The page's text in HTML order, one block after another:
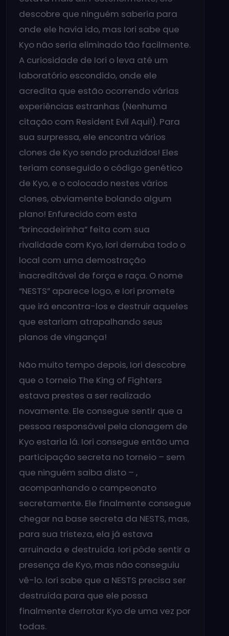
descobre que ninguém saberia para
onde ele havia ido, mas Iori sabe que
Kyo não seria eliminado tão facilmente.
A curiosidade de Iori o leva até um
laboratório escondido, onde ele
acredita que estão ocorrendo várias
experiências estranhas (Nenhuma
citação com Resident Evil Aqui!). Para
sua surpressa, ele encontra vários
clones de Kyo sendo produzidos! Eles
teriam conseguido o código genético
de Kyo, e o colocado nestes vários
clones, obviamente bolando algum
plano! Enfurecido com esta
“brincadeirinha” feita com sua
rivalidade com Kyo, Iori derruba todo o
local com uma demostração
inacreditável de força e raça. O nome
“NESTS” aparece logo, e Iori promete
que irá encontra-los e destruir aqueles
que estariam atrapalhando seus
planos de vingança!
Não muito tempo depois, Iori descobre
que o torneio The King of Fighters
estava prestes a ser realizado
novamente. Ele consegue sentir que a
pessoa responsável pela clonagem de
Kyo estaria lá. Iori consegue então uma
participação secreta no torneio – sem
que ninguém saiba disto – ,
acompanhando o campeonato
secretamente. Ele finalmente consegue
chegar na base secreta da NESTS, mas,
para sua tristeza, ela já estava
arruinada e destruída. Iori pôde sentir a
presença de Kyo, mas não conseguiu
vê-lo. Iori sabe que a NESTS precisa ser
destruída para que ele possa
finalmente derrotar Kyo de uma vez por
todas.